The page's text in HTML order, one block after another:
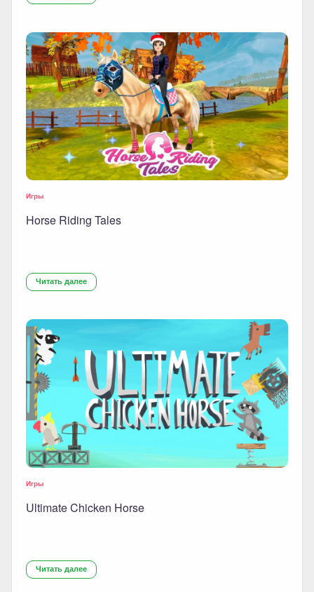
Игры
Horse Riding Tales
Читать далее
Игры
Ultimate Chicken Horse
Читать далее